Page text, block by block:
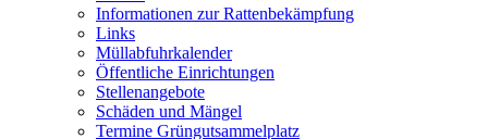
Informationen zur Rattenbekämpfung
Links
Müllabfuhrkalender
Öffentliche Einrichtungen
Stellenangebote
Schäden und Mängel
Termine Grüngutsammelplatz